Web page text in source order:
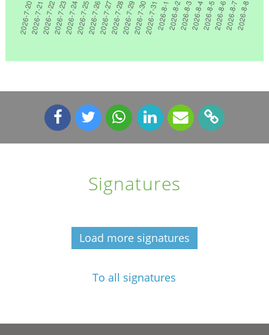
Signatures
Load more signatures
To all signatures